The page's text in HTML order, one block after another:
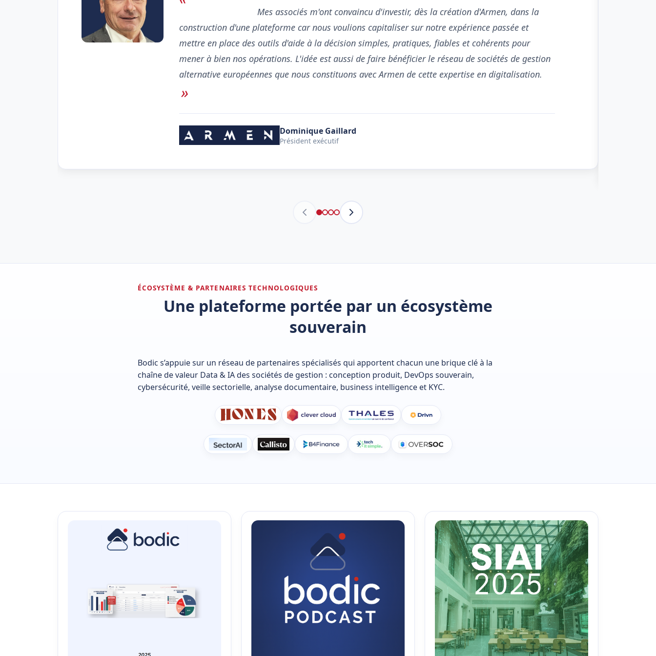
construction d'une plateforme car nous voulions capitaliser sur notre expérience passée et
mettre en place des outils d'aide à la décision simples, pratiques, fiables et cohérents pour
mener à bien nos opérations. L'idée est aussi de faire bénéficier le réseau de sociétés de gestion
Dominique Gaillard
Président exécutif
ÉCOSYSTÈME & PARTENAIRES TECHNOLOGIQUES
Une plateforme portée par un écosystème
souverain
Bodic s’appuie sur un réseau de partenaires spécialisés qui apportent chacun une brique clé à la
chaîne de valeur Data & IA des sociétés de gestion : conception produit, DevOps souverain,
cybersécurité, veille sectorielle, analyse documentaire, business intelligence et KYC.